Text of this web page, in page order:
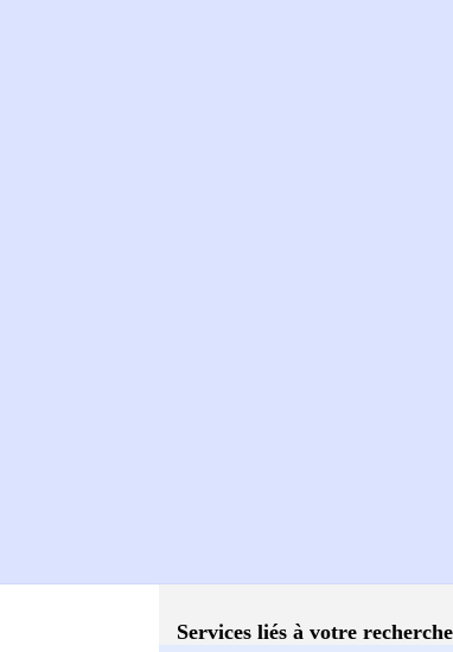
Services liés à votre recherche